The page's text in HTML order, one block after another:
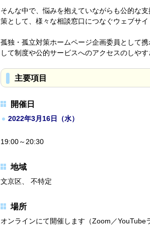
そんな中で、悩みを抱えていながらも公的な
策として、様々な相談窓口につなぐウェブサ
孤独・孤立対策ホームページ企画委員として
して制度や公的サービスへのアクセスのしや
主要項目
開催日
2022年3月16日（水）
19:00～20:30
地域
文京区、 不特定
場所
オンラインにて開催します（Zoom／YouTube